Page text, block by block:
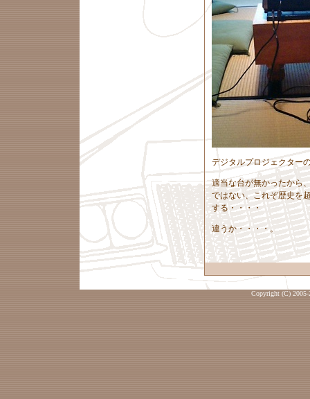
デジタルプロジェクター
適当な台が無かったから
ではない、これぞ歴史を
する・・・・
違うか・・・・。
Copyright (C) 2005-